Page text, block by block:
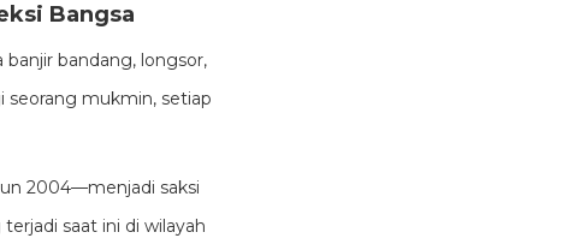
Bangsa
banjir bandang, longsor,
seorang mukmin, setiap
2004—menjadi saksi
saat ini di wilayah